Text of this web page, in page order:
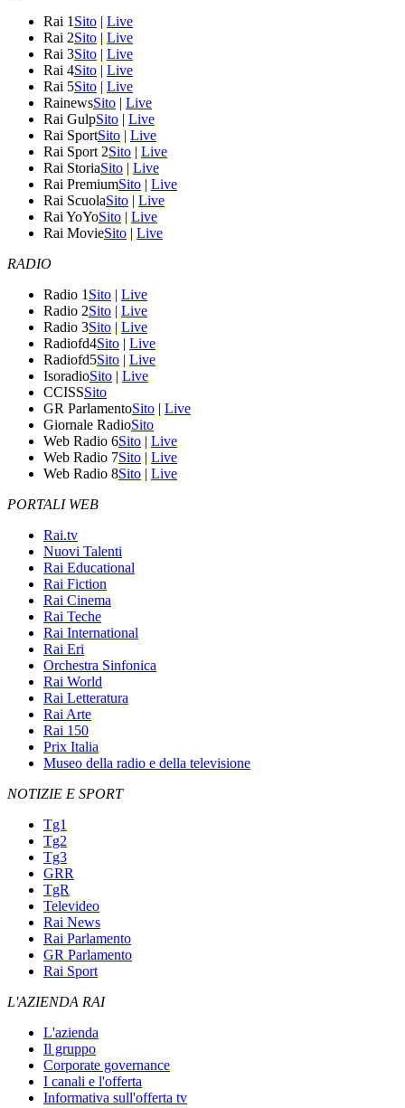
Rai 1 Sito | Live
Rai 2Sito | Live
Rai 3Sito | Live
Rai 4Sito | Live
Rai 5Sito | Live
RainewsSito | Live
Rai GulpSito | Live
Rai SportSito | Live
Rai Sport 2Sito | Live
Rai StoriaSito | Live
Rai PremiumSito | Live
Rai ScuolaSito | Live
Rai YoYoSito | Live
Rai MovieSito | Live
RADIO
Radio 1 Sito | Live
Radio 2Sito | Live
Radio 3Sito | Live
Radiofd4Sito | Live
Radiofd5Sito | Live
IsoradioSito | Live
CCISSSito
GR ParlamentoSito | Live
Giornale RadioSito
Web Radio 6Sito | Live
Web Radio 7Sito | Live
Web Radio 8Sito | Live
PORTALI WEB
Rai.tv
Nuovi Talenti
Rai Educational
Rai Fiction
Rai Cinema
Rai Teche
Rai International
Rai Eri
Orchestra Sinfonica
Rai World
Rai Letteratura
Rai Arte
Rai 150
Prix Italia
Museo della radio e della televisione
NOTIZIE E SPORT
Tg1
Tg2
Tg3
GRR
TgR
Televideo
Rai News
Rai Parlamento
GR Parlamento
Rai Sport
L'AZIENDA RAI
L'azienda
Il gruppo
Corporate governance
I canali e l'offerta
Informativa sull'offerta tv